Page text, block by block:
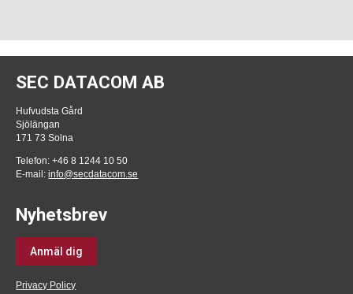
SEC DATACOM AB
Hufvudsta Gård
Sjölängan
171 73 Solna
Telefon: +46 8 1244 10 50
E-mail:info@secdatacom.se
Nyhetsbrev
Anmäl dig
Privacy Policy